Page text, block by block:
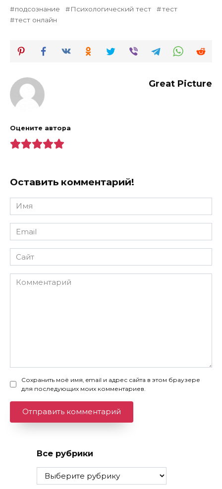
подсознание Психологический тест
тест
тест онлайн
Great Picture
Оцените автора
Оставить комментарий!
Имя
*
Email
*
Сайт
Комментарий
Сохранить моё имя, email и адрес сайта в этом браузере
для последующих моих комментариев.
Все рубрики
Все
рубрики